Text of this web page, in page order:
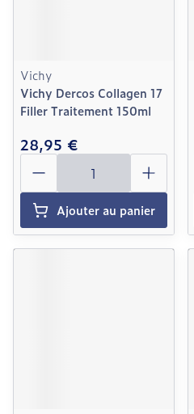
Vichy
Vichy Dercos Collagen 17
Filler Traitement 150ml
28,95 €
Quantité
Ajouter au panier